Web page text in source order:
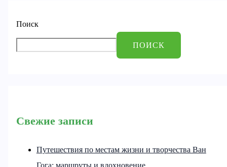
Поиск
ПОИСК
Свежие записи
Путешествия по местам жизни и творчества Ван
Гога: маршруты и вдохновение